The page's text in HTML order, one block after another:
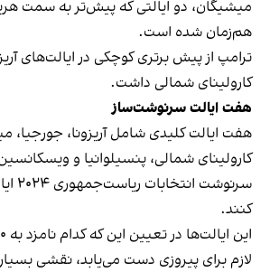
میشیگان، دو ایالتی که پیش‌تر به سمت
هم‌زمان شده است.
ترامپ از پیش برتری کوچکی در ایالت‌های
کارولینای شمالی داشت.
هفت ایالت سرنوشت‌ساز
هفت ایالت کلیدی شامل آریزونا، جورجیا،
کارولینای شمالی، پنسیلوانیا و
کنند.
این ایالت‌ها در تعیین این که کدام نامزد به
لازم برای پیروزی دست می‌یابد، نقشی